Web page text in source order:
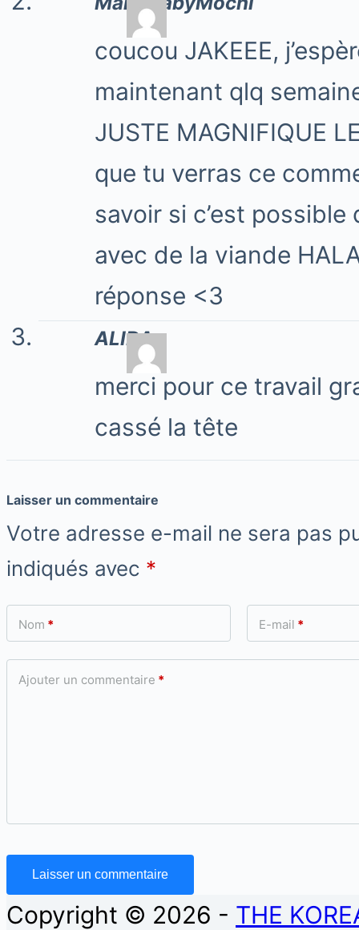
coucou JAKEEE,
maintenant qlq
JUSTE MAGNIFIQUE
que tu verras ce
savoir si c’est
avec de la viande
réponse <3
ALIDA
merci pour ce travail
cassé la tête
Laisser un commentaire
Votre adresse e-mail ne sera pas
indiqués avec *
Nom * E-mail *
Ajouter un commentaire *
Laisser un commentaire
Copyright © 2026 - THE